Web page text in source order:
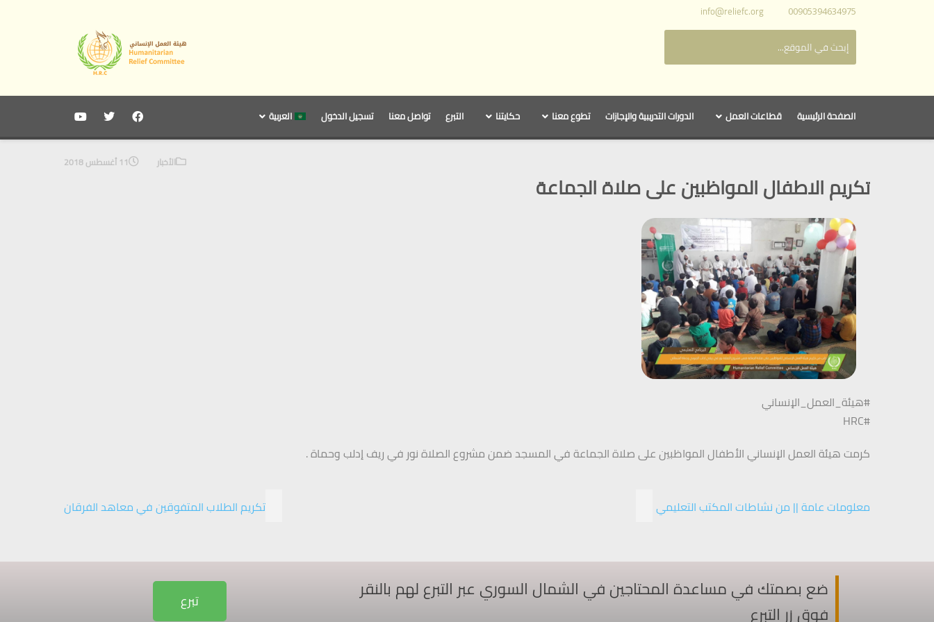
00905394634975
info@reliefc.org
الصفحة الرئيسية قطاعات العمل الدورات التدريبية والإجازات تطوع معنا حكايتنا التبرع تواصل معنا تسجيل الدخول العربية
11 أغسطس 2018 الأخبار
تكريم الاطفال المواظبين على صلاة الجماعة
#هيئة_العمل_الإنساني
#HRC
كرمت هيئة العمل الإنساني الأطفال المواظبين على صلاة الجماعة في المسجد ضمن مشروع الصلاة نور في ريف إدلب وحماة .
تكريم الطلاب المتفوقين في معاهد الفرقان معلومات عامة || من نشاطات المكتب التعليمي
ضع بصمتك في مساعدة المحتاجين في الشمال السوري عبر التبرع لهم بالنقر
فوق زر التبرع
تبرع